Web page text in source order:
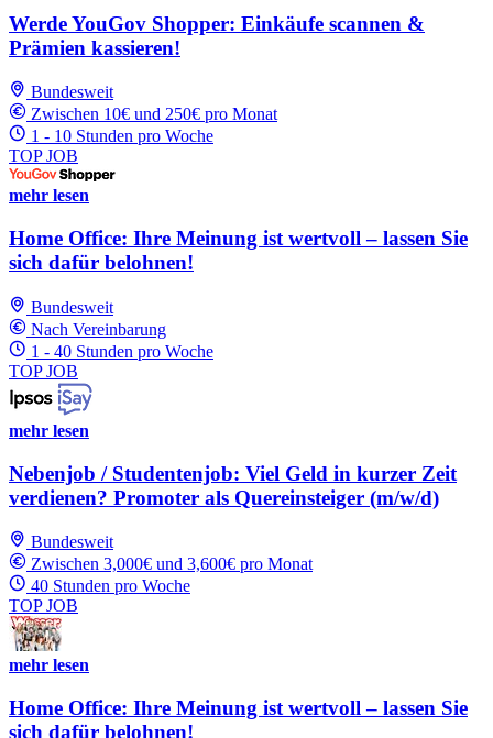
Werde YouGov Shopper: Einkäufe scannen &
Prämien kassieren!
Bundesweit
Zwischen 10€ und 250€ pro Monat
1 - 10 Stunden pro Woche
TOP JOB
mehr lesen
Home Office: Ihre Meinung ist wertvoll – lassen Sie
sich dafür belohnen!
Bundesweit
Nach Vereinbarung
1 - 40 Stunden pro Woche
TOP JOB
mehr lesen
Nebenjob / Studentenjob: Viel Geld in kurzer Zeit
verdienen? Promoter als Quereinsteiger (m/w/d)
Bundesweit
Zwischen 3,000€ und 3,600€ pro Monat
40 Stunden pro Woche
TOP JOB
mehr lesen
Home Office: Ihre Meinung ist wertvoll – lassen Sie
sich dafür belohnen!